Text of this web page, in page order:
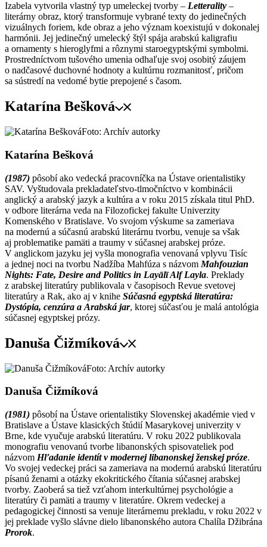
Izabela vytvorila vlastný typ umeleckej tvorby – Letterality –
literárny obraz, ktorý transformuje vybrané texty do jedinečných
vizuálnych foriem, kde obraz a jeho význam koexistujú v dokonalej
harmónii. Jej jedinečný umelecký štýl spája arabskú kaligrafiu
a ornamenty s hieroglyfmi a rôznymi staroegyptskými symbolmi.
Prostredníctvom tušového umenia odhaľuje svoj osobitý záujem
o nadčasové duchovné hodnoty a kultúrnu rozmanitosť, pričom
sa sústredí na vedomé bytie prepojené s časom.
Katarína Bešková
Foto: Archív autorky
Katarína Bešková
(1987) pôsobí ako vedecká pracovníčka na Ústave orientalistiky
SAV. Vyštudovala prekladateľstvo-tlmočníctvo v kombinácii
anglický a arabský jazyk a kultúra a v roku 2015 získala titul PhD.
v odbore literárna veda na Filozofickej fakulte Univerzity
Komenského v Bratislave. Vo svojom výskume sa zameriava
na modernú a súčasnú arabskú literárnu tvorbu, venuje sa však
aj problematike pamäti a traumy v súčasnej arabskej próze.
V anglickom jazyku jej vyšla monografia venovaná vplyvu Tisíc
a jednej noci na tvorbu Nadžíba Mahfúza s názvom Mahfouzian
Nights: Fate, Desire and Politics in Layālī Alf Layla. Preklady
z arabskej literatúry publikovala v časopisoch Revue svetovej
literatúry a Rak, ako aj v knihe Súčasná egyptská literatúra:
Dystópia, cenzúra a Arabská jar, ktorej súčasťou je malá antológia
súčasnej egyptskej prózy.
Danuša Čižmíková
Foto: Archív autorky
Danuša Čižmíková
(1981) pôsobí na Ústave orientalistiky Slovenskej akadémie vied v
Bratislave a Ústave klasických štúdií Masarykovej univerzity v
Brne, kde vyučuje arabskú literatúru. V roku 2022 publikovala
monografiu venovanú tvorbe libanonských spisovateliek pod
názvom Hľadanie identít v modernej libanonskej ženskej próze.
Vo svojej vedeckej práci sa zameriava na modernú arabskú literatúru
písanú ženami a otázky ekokritického čítania súčasnej arabskej
tvorby. Zaoberá sa tiež vzťahom interkultúrnej psychológie a
literatúry či pamäti a traumy v literatúre. Okrem vedeckej a
pedagogickej činnosti sa venuje literárnemu prekladu, v roku 2022 v
jej preklade vyšlo slávne dielo libanonského autora Chalíla Džibrána
Prorok.